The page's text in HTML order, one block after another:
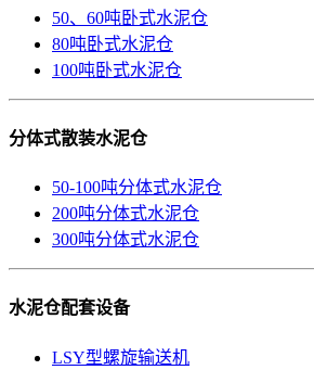
50、60吨卧式水泥仓
80吨卧式水泥仓
100吨卧式水泥仓
分体式散装水泥仓
50-100吨分体式水泥仓
200吨分体式水泥仓
300吨分体式水泥仓
水泥仓配套设备
LSY型螺旋输送机